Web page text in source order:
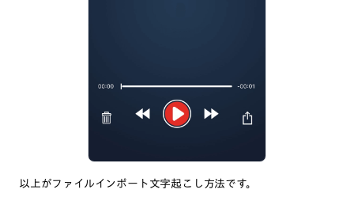
以上がファイルインポート文字起こし方法です。